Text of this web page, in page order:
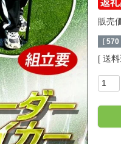
販売
[ 570
送料